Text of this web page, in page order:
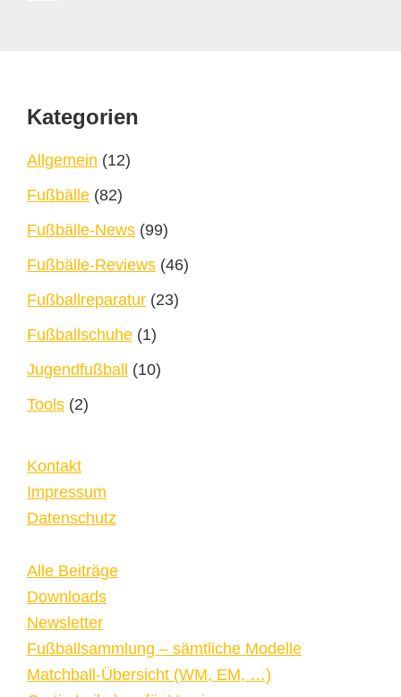
Footer
Kategorien
Allgemein (12)
Fußbälle (82)
Fußbälle-News (99)
Fußbälle-Reviews (46)
Fußballreparatur (23)
Fußballschuhe (1)
Jugendfußball
(10)
Tools (2)
Kontakt
Impressum
Datenschutz
Alle Beiträge
Downloads
Newsletter
Fußballsammlung – sämtliche Modelle
Matchball-Übersicht (WM, EM, …)